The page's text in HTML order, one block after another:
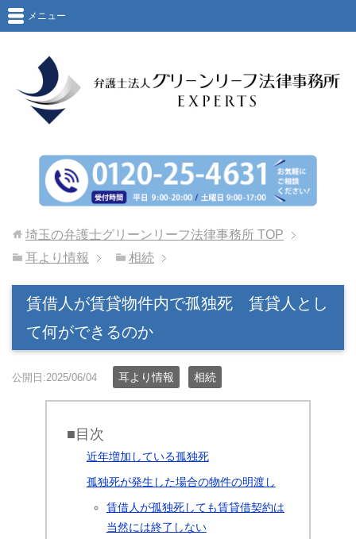
メニュー
埼玉の弁護士グリーンリーフ法律事務所 TOP
耳より情報
相続
賃借人が賃貸物件内で孤独死 賃貸人とし
て何ができるのか
公開日:2025/06/04 耳より情報 相続
■目次
近年増加している孤独死
孤独死が発生した場合の物件の明渡し
賃借人が孤独死しても賃貸借契約は
当然には終了しない